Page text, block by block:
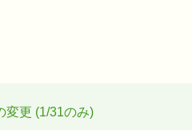
変更 (1/31のみ)